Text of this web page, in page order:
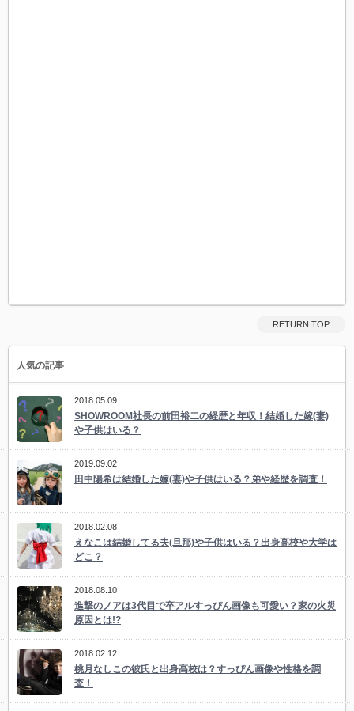
RETURN TOP
人気の記事
2018.05.09
SHOWROOM社長の前田裕二の経歴と年収！結婚した嫁(妻)
や子供はいる？
2019.09.02
田中陽希は結婚した嫁(妻)や子供はいる？弟や経歴を調査！
2018.02.08
えなこは結婚してる夫(旦那)や子供はいる？出身高校や大学は
どこ？
2018.08.10
進撃のノアは3代目で卒アルすっぴん画像も可愛い？家の火災
原因とは!?
2018.02.12
桃月なしこの彼氏と出身高校は？すっぴん画像や性格を調
査！